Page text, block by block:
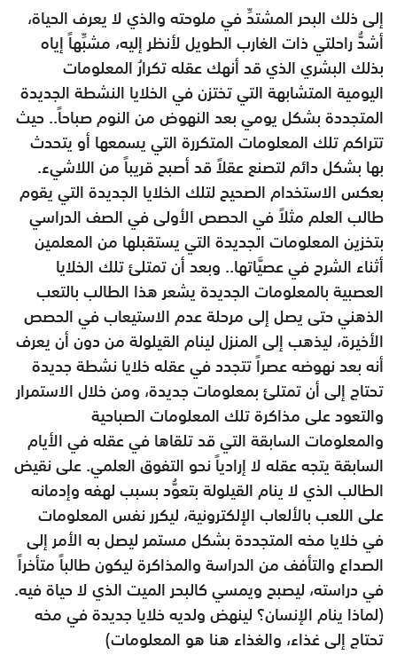
إلى ذلك البحر المشتدِّ في ملوحته والذي لا يعرف الحياة،
أشدُّ راحلتي ذات الغارب الطويل لأنظر إليه، مشبِّهاً إياه
بذلك البشري الذي قد أنهك عقله تكرارُ المعلومات
اليومية المتشابهة التي تختزن في الخلايا النشطة الجديدة
المتجددة بشكل يومي بعد النهوض من النوم صباحاً.. حيث
تتراكم تلك المعلومات المتكررة التي يسمعها أو يتحدث
بها بشكل دائم لتصنع عقلاً قد أصبح قريباً من اللاشيء.
بعكس الاستخدام الصحيح لتلك الخلايا الجديدة التي يقوم
طالب العلم مثلاً في الحصص الأولى في الصف الدراسي
بتخزين المعلومات الجديدة التي يستقبلها من المعلمين
أثناء الشرح في عصيَّاتها.. وبعد أن تمتلئ تلك الخلايا
العصبية بالمعلومات الجديدة يشعر هذا الطالب بالتعب
الذهني حتى يصل إلى مرحلة عدم الاستيعاب في الحصص
الأخيرة، ليذهب إلى المنزل لينام القيلولة من دون أن يعرف
أنه بعد نهوضه عصراً تتجدد في عقله خلايا نشطة جديدة
تحتاج إلى أن تمتلئ بمعلومات جديدة، ومن خلال الاستمرار
والتعود على مذاكرة تلك المعلومات الصباحية
والمعلومات السابقة التي قد تلقاها في عقله في الأيام
السابقة يتجه عقله لا إرادياً نحو التفوق العلمي. على نقيض
الطالب الذي لا ينام القيلولة بتعوُّد بسبب لهفه وإدمانه
على اللعب بالألعاب الإلكترونية، ليكرر نفس المعلومات
في خلايا مخه المتجددة بشكل مستمر ليصل به الأمر إلى
الصداع والتأفف من الدراسة والمذاكرة ليكون طالباً متأخراً
في دراسته، ليصبح ويمسي كالبحر الميت الذي لا حياة فيه.
(لماذا ينام الإنسان؟ لينهض ولديه خلايا جديدة في مخه
تحتاج إلى غذاء، والغذاء هنا هو المعلومات)